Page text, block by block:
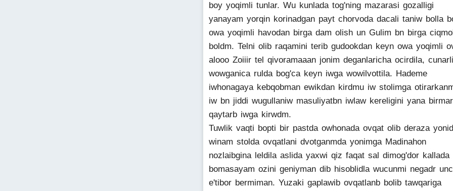
boy yoqimli tunlar. Wu kunlada tog'ning mazarasi gozalligi
yanayam yorqin korinadgan payt chorvoda dacali taniw bolla
owa yoqimli havodan birga dam olish un Gulim bn birga
boldm. Telni olib raqamini terib gudookdan keyn owa yoqimli
alooo Zoiiir tel qivoramaaan jonim deganlaricha ocirdila, cunarli
wowganica rulda bog'ca keyn iwga wowilvottila. Hademe
iwhonagaya kebqobman ewikdan kirdmu iw stolimga
iw bn jiddi wugullaniw masuliyatbn iwlaw kereligini yana
qaytarb iwga kirwdm.
Tuwlik vaqti bopti bir pastda owhonada ovqat olib deraza
winam stolda ovqatlani dvotganmda yonimga Madinahon
nozlaibgina leldila aslida yaxwi qiz faqat sal dimog'dor kallada
bomasayam ozini geniyman dib hisoblidla wucunmi negadr
e'tibor bermiman. Yuzaki gaplawib ovqatlanb bolib tawqariga